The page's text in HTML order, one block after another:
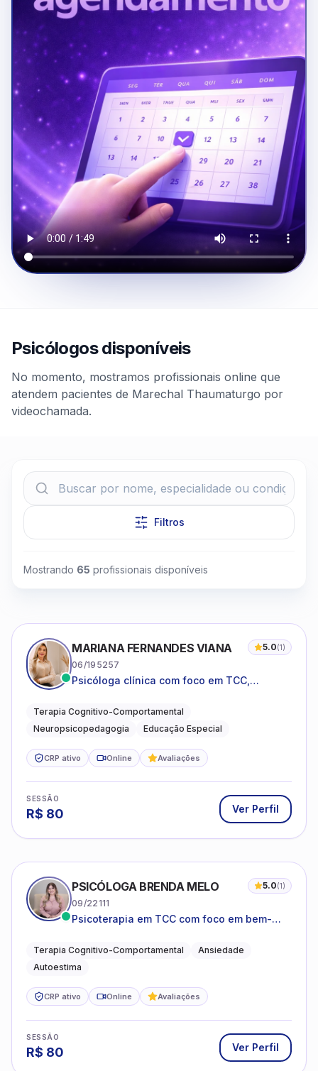
Psicólogos disponíveis
No momento, mostramos profissionais online que
atendem pacientes de Marechal Thaumaturgo por
videochamada.
Filtros
Mostrando 65 profissionais disponíveis
MARIANA FERNANDES VIANA 5.0(1)
06/195257
Psicóloga clínica com foco em TCC,
do neurodesenvolvimento.
Terapia Cognitivo-Comportamental
Neuropsicopedagogia
Educação Especial
CRP ativo Online Avaliações
SESSÃO
R$ 80 Ver Perfil
PSICÓLOGA BRENDA MELO 5.0(1)
09/22111
Psicoterapia em TCC com foco em bem-
o cotidiano
Terapia Cognitivo-Comportamental
Ansiedade
Autoestima
CRP ativo Online Avaliações
SESSÃO
R$ 80 Ver Perfil